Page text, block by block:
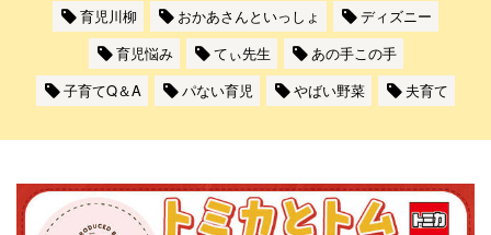
育児川柳 おかあさんといっしょ
ディズニー
育児悩み
てぃ先生
あの手この手
子育てQ＆A
パない育児 やばい野菜 夫育て